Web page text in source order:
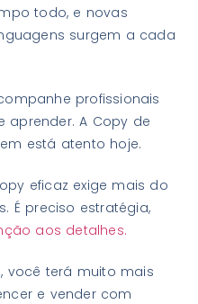
todo, e novas
surgem a cada
profissionais
aprender. A Copy de
está atento hoje.
eficaz exige mais do
É preciso estratégia,
aos detalhes.
você terá muito mais
e vender com